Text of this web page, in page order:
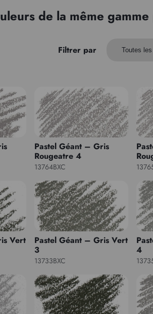
de la même
Filtrer par
Pastel Géant – Gris
Rougeatre 4
13764BXC
Vert
Pastel Géant – Gris Vert
3
13733BXC
4